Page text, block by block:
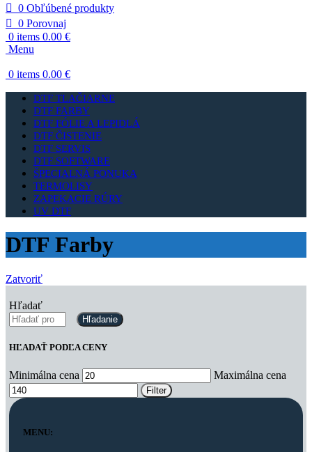
0 Obľúbené produkty
0 Porovnaj
0 items 0.00 €
Menu
0 items 0.00 €
DTF TLAČIARNE
DTF FARBY
DTF FÓLIE A LEPIDLÁ
DTF ČISTENIE
DTF SERVIS
DTF SOFTWARE
ŠPECIALNÁ PONUKA
TERMOLISY
ZAPEKACIE RÚRY
UV DTF
DTF Farby
Zatvoriť
Hľadať
Hľadanie
HĽADAŤ PODĽA CENY
Minimálna cena Maximálna cena
Filter
MENU: